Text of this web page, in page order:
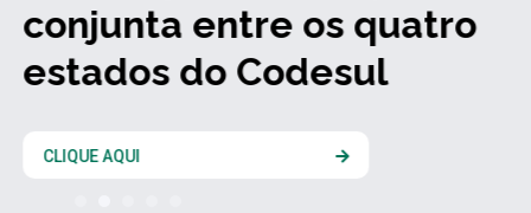
conjunta entre os quatro
estados do Codesul
CLIQUE AQUI